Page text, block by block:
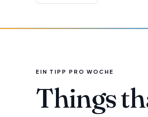
EIN TIPP PRO WOCHE
Things